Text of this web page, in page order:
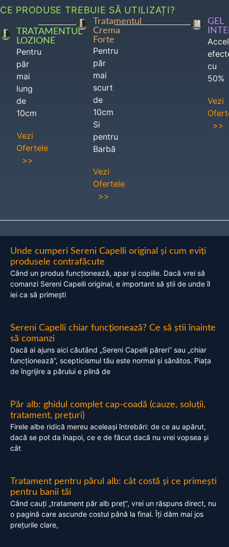
CE PRODUSE TREBUIE SĂ UTILIZAȚI?
TRATAMENTUL
LOZIONE
Pentru
păr
mai
lung
de
10cm
Vezi
Ofertele
>>
Tratamentul
Crema
Forte
Pentru
păr
mai
scurt
de
10cm
Si
pentru
Barbă
Vezi
Ofertele
>>
GEL
cu
50%
Vezi
>>
Unde cumperi Sereni Capelli original și cum eviți
produsele contrafăcute
Când un produs funcționează, apar și copiile. Dacă vrei să
comanzi Sereni Capelli original, e important să știi de unde îl
iei ca să primești
Sereni Capelli chiar funcționează? Ce să știi înainte
să comanzi
Dacă ai ajuns aici căutând „Sereni Capelli păreri” sau „chiar
funcționează”, scepticismul tău este normal și sănătos. Piața
de îngrijire a părului e plină de
Păr alb: ghidul complet cap-coadă (cauze, soluții,
tratament, prețuri)
Firele albe ridică mereu aceleași întrebări: de ce au apărut,
dacă se pot da înapoi, ce e de făcut dacă nu vrei vopsea și
cât
Tratament pentru părul alb: cât costă și ce primești
pentru banii tăi
Când cauți „tratament păr alb preț”, vrei un răspuns direct, nu
o pagină care ascunde costul până la final. Îți dăm mai jos
prețurile clare,